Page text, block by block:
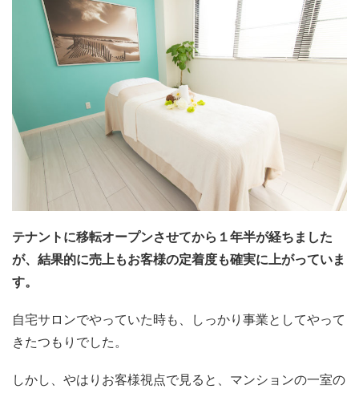
テナントに移転オープンさせてから１年半が経ちました
が、結果的に売上もお客様の定着度も確実に上がっていま
す。
自宅サロンでやっていた時も、しっかり事業としてやって
きたつもりでした。
しかし、やはりお客様視点で見ると、マンションの一室の